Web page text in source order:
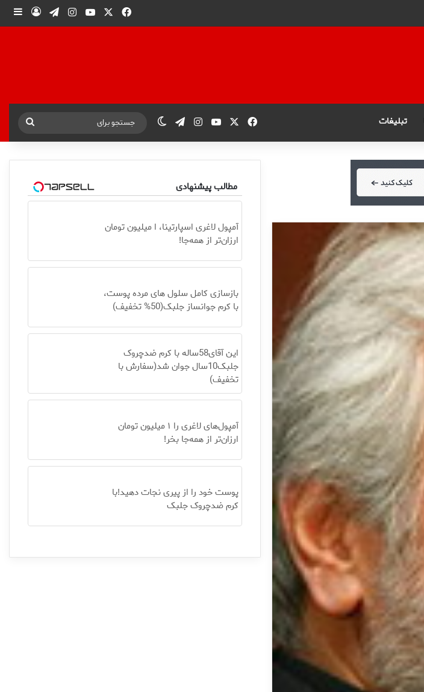
فیس بوکیوتیوباینستاگرام
تلگرامورود
تبلیغات فیس بوکیوتیوباینستاگرام
تلگرامتغییر پوسته
جستجو
برای
مطالب پیشنهادی
آمپول لاغری اسپارتینا، ا میلیون تومان
ارزان‌تر از همه‌جا!
بازسازی کامل سلول های مرده پوست،
با کرم جوانساز جلبک(50% تخفیف)
این آقای58ساله با کرم ضدچروک
جلبک10سال جوان شد(سفارش با
تخفیف)
آمپول‌های لاغری را ۱ میلیون تومان
ارزان‌تر از همه‌جا بخر!
پوست خود را از پیری نجات دهید!با
کرم ضدچروک جلبک